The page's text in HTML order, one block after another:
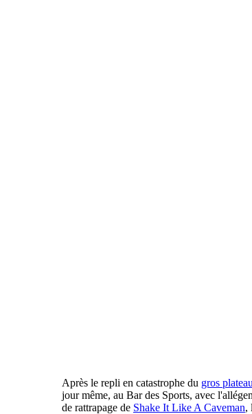
Après le repli en catastrophe du gros
jour même, au Bar des Sports, avec
de rattrapage de Shake It Like A Caveman,